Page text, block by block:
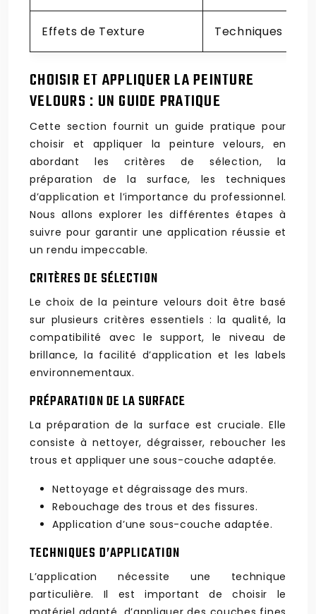
Effets de Texture Techniques
CHOISIR ET APPLIQUER LA PEINTURE
VELOURS : UN GUIDE PRATIQUE
Cette section fournit un guide pratique pour
choisir et appliquer la peinture velours, en
abordant les critères de sélection, la
préparation de la surface, les techniques
d’application et l’importance du professionnel.
Nous allons explorer les différentes étapes à
suivre pour garantir une application réussie et
un rendu impeccable.
CRITÈRES DE SÉLECTION
Le choix de la peinture velours doit être basé
sur plusieurs critères essentiels : la qualité, la
compatibilité avec le support, le niveau de
brillance, la facilité d’application et les labels
environnementaux.
PRÉPARATION DE LA SURFACE
La préparation de la surface est cruciale. Elle
consiste à nettoyer, dégraisser, reboucher les
trous et appliquer une sous-couche adaptée.
Nettoyage et dégraissage des murs.
Rebouchage des trous et des fissures.
Application d’une sous-couche adaptée.
TECHNIQUES D’APPLICATION
L’application nécessite une technique
particulière. Il est important de choisir le